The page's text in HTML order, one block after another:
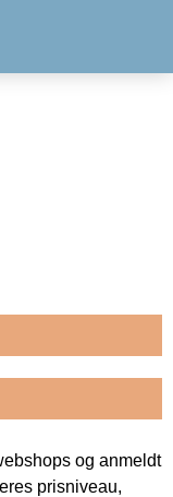
og anmeldt
prisniveau,